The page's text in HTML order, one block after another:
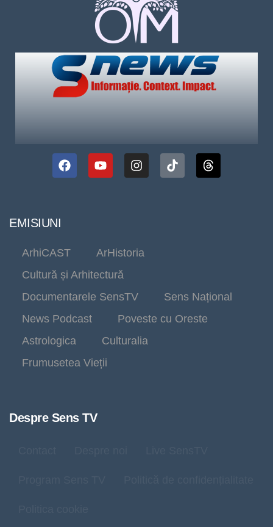
EMISIUNI
ArhiCAST
ArHistoria
Cultură și Arhitectură
Documentarele SensTV
Sens Național
News Podcast
Poveste cu Oreste
Astrologica
Culturalia
Frumusetea Vieții
Despre Sens TV